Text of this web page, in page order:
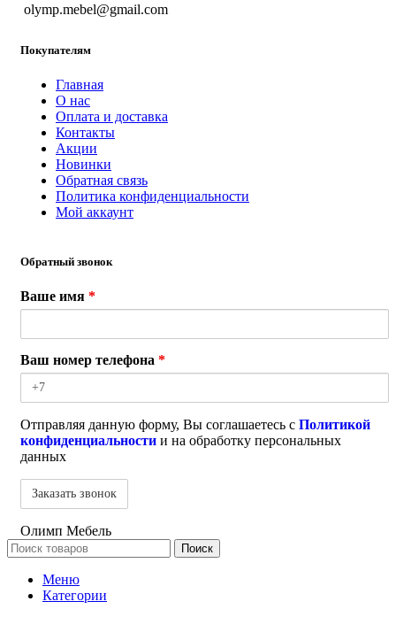
olymp.mebel@gmail.com
Покупателям
Главная
О нас
Оплата и доставка
Контакты
Акции
Новинки
Обратная связь
Политика конфиденциальности
Мой аккаунт
Обратный звонок
Ваше имя *
Ваш номер телефона *
Отправляя данную форму, Вы соглашаетесь с Политикой
конфиденциальности и на обработку персональных
данных
Олимп Мебель
Поиск
Меню
Категории